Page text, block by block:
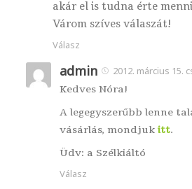
akár el is tudna érte
Várom szíves válaszát!
Válasz
admin 2012. március 15.
Kedves Nóra!
A legegyszerűbb lenne
vásárlás, mondjuk itt.
Üdv: a Szélkiáltó
Válasz